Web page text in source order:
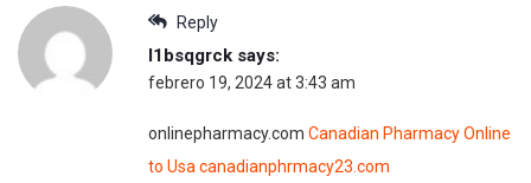
Reply
l1bsqgrck says:
febrero 19, 2024 at 3:43 am
onlinepharmacy.com Canadian Pharmacy Online
to Usa canadianphrmacy23.com